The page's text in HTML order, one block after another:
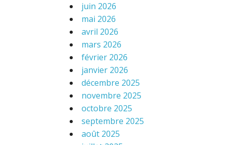
juin 2026
mai 2026
avril 2026
mars 2026
février 2026
janvier 2026
décembre 2025
novembre 2025
octobre 2025
septembre 2025
août 2025